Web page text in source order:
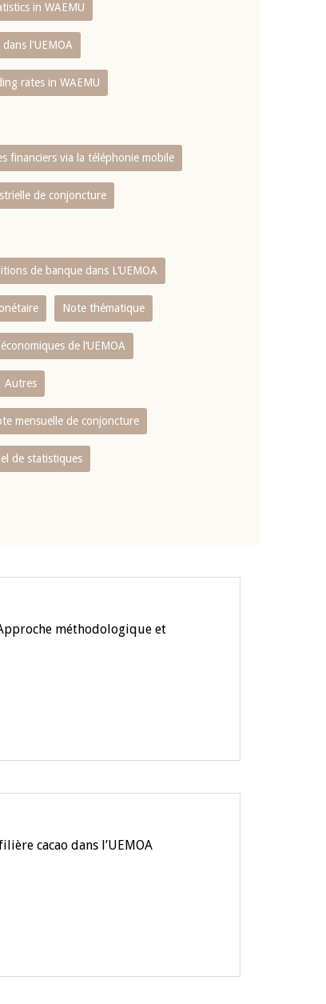
in WAEMU
l'UEMOA
rates in WAEMU
financiers via la téléphonie mobile
de conjoncture
de banque dans L‘UEMOA
Note thématique
de l‘UEMOA
Autres
mensuelle de conjoncture
de statistiques
méthodologique et
cacao dans l’UEMOA